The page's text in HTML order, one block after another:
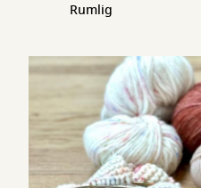
Rumlig